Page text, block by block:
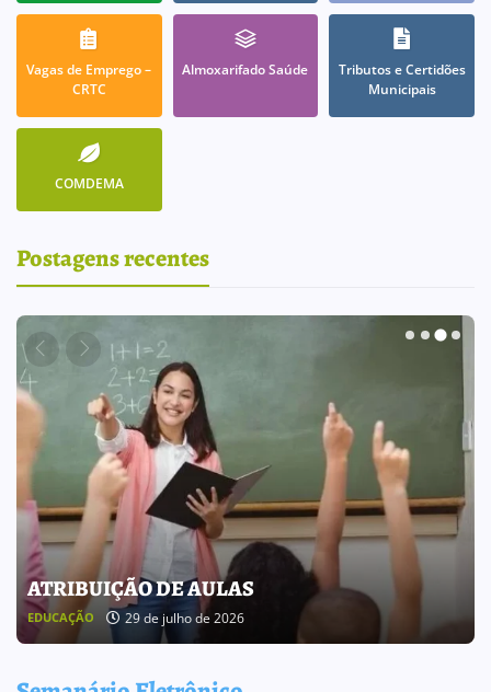
Vagas de Emprego –
CRTC
Almoxarifado Saúde
Tributos e Certidões
Municipais
COMDEMA
Postagens recentes
BOLETIM INFORMATIVO 238
BOLETIM INFORMATIVO 25 de julho de 2026